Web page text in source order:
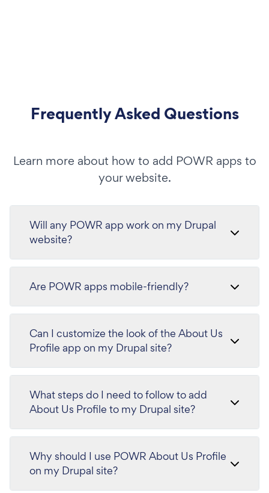
Frequently Asked Questions
Learn more about how to add POWR apps to
your website.
Will any POWR app work on my Drupal
website?
Are POWR apps mobile-friendly?
Can I customize the look of the About Us
Profile app on my Drupal site?
What steps do I need to follow to add
About Us Profile to my Drupal site?
Why should I use POWR About Us Profile
on my Drupal site?